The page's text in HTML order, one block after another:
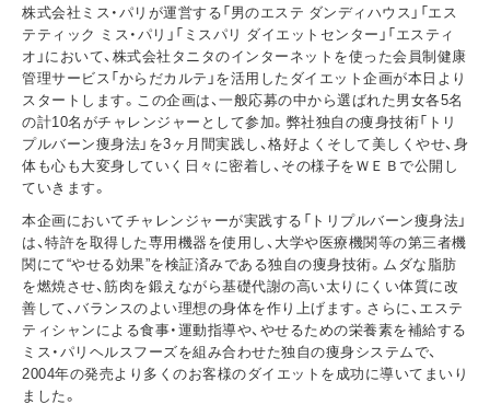
株式会社ミス・パリが運営する「男のエステ ダンディハウス」「エス
テティック ミス・パリ」「ミスパリ ダイエットセンター」「エスティ
オ」において、株式会社タニタのインターネットを使った会員制健康
管理サービス「からだカルテ」を活用したダイエット企画が本日より
スタートします。この企画は、一般応募の中から選ばれた男女各5名
の計10名がチャレンジャーとして参加。弊社独自の痩身技術「トリ
プルバーン痩身法」を3ヶ月間実践し、格好よくそして美しくやせ、身
体も心も大変身していく日々に密着し、その様子をＷＥＢで公開し
ていきます。
本企画においてチャレンジャーが実践する「トリプルバーン痩身法」
は、特許を取得した専用機器を使用し、大学や医療機関等の第三者機
関にて“やせる効果”を検証済みである独自の痩身技術。ムダな脂肪
を燃焼させ、筋肉を鍛えながら基礎代謝の高い太りにくい体質に改
善して、バランスのよい理想の身体を作り上げます。さらに、エステ
ティシャンによる食事・運動指導や、やせるための栄養素を補給する
ミス・パリヘルスフーズを組み合わせた独自の痩身システムで、
2004年の発売より多くのお客様のダイエットを成功に導いてまいり
ました。